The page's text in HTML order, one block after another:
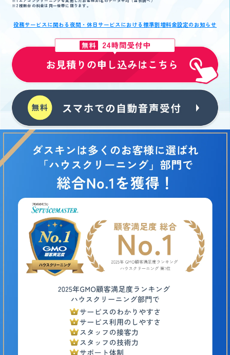
※2 複数台の料金は同一世帯に限ります。
役務サービスに関わる夜間・休日サービスにおける標準割増料金設定のお知らせ